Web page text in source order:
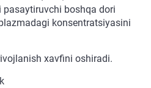
boshqa dori
konsentratsiyasini
xavfini oshiradi.